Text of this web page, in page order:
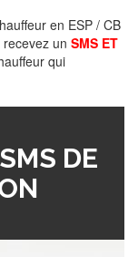
en ESP / CB
un SMS ET
qui
DE